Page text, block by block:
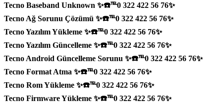
Tecno Baseband Unknown ✨☎️℡0 322 422 56 76✨
Tecno Ağ Sorunu Çözümü ✨☎️℡0 322 422 56 76✨
Tecno Yazılım Yükleme ✨☎️℡0 322 422 56 76✨
Tecno Yazılım Güncelleme ✨☎️℡0 322 422 56 76✨
Tecno Android Güncelleme Sorunu ✨☎️℡0 322 422 56 76✨
Tecno Format Atma ✨☎️℡0 322 422 56 76✨
Tecno Rom Yükleme ✨☎️℡0 322 422 56 76✨
Tecno Firmware Yükleme ✨☎️℡0 322 422 56 76✨